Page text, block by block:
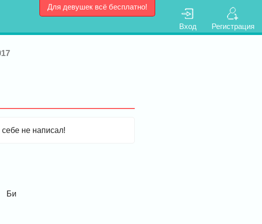
Вход Регистрация
Для девушек всё бесплатно!
себе не написал!
Би